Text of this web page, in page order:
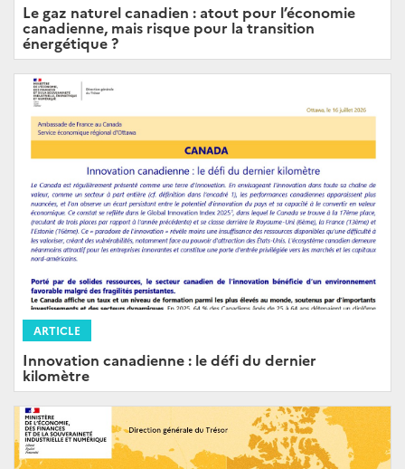
Le gaz naturel canadien : atout pour l’économie
canadienne, mais risque pour la transition
énergétique ?
ARTICLE
Innovation canadienne : le défi du dernier
kilomètre